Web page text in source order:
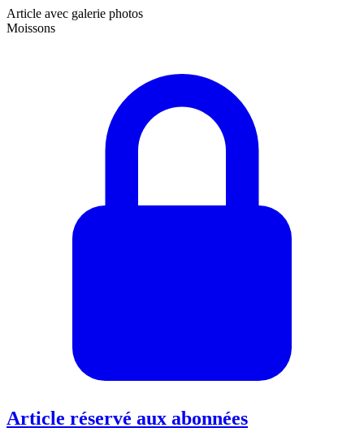
Article avec galerie photos
Moissons
Article réservé aux abonnées